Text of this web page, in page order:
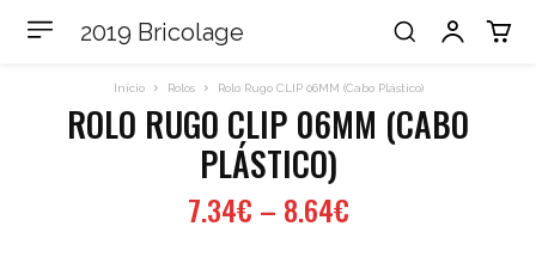
2019 Bricolage
Início Rolos Rolo Rugo CLIP 06MM (Cabo Plástico)
ROLO RUGO CLIP 06MM (CABO
PLÁSTICO)
7.34€ – 8.64€